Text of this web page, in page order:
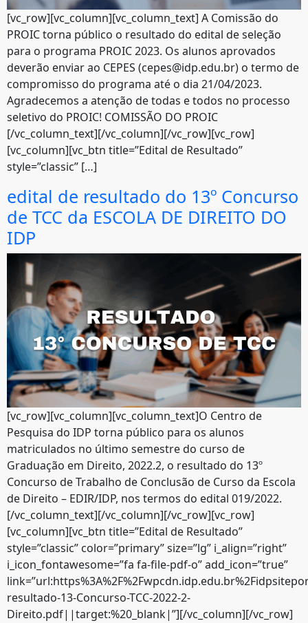
[vc_row][vc_column][vc_column_text] A Comissão do
PROIC torna público o resultado do edital de seleção
para o programa PROIC 2023. Os alunos aprovados
deverão enviar ao CEPES (cepes@idp.edu.br) o termo de
compromisso do programa até o dia 21/04/2023.
Agradecemos a atenção de todas e todos no processo
seletivo do PROIC! COMISSÃO DO PROIC
[/vc_column_text][/vc_column][/vc_row][vc_row]
[vc_column][vc_btn title=”Edital de Resultado”
style=”classic” […]
edital de resultado do 13º Concurso
de TCC da ESCOLA DE DIREITO DO
IDP
[vc_row][vc_column][vc_column_text]O Centro de
Pesquisa do IDP torna público para os alunos
matriculados no último semestre do curso de
Graduação em Direito, 2022.2, o resultado do 13º
Concurso de Trabalho de Conclusão de Curso da Escola
de Direito – EDIR/IDP, nos termos do edital 019/2022.
[/vc_column_text][/vc_column][/vc_row][vc_row]
[vc_column][vc_btn title=”Edital de Resultado”
style=”classic” color=”primary” size=”lg” i_align=”right”
i_icon_fontawesome=”fa fa-file-pdf-o” add_icon=”true”
resultado-13-Concurso-TCC-2022-2-
Direito.pdf||target:%20_blank|”][/vc_column][/vc_row]